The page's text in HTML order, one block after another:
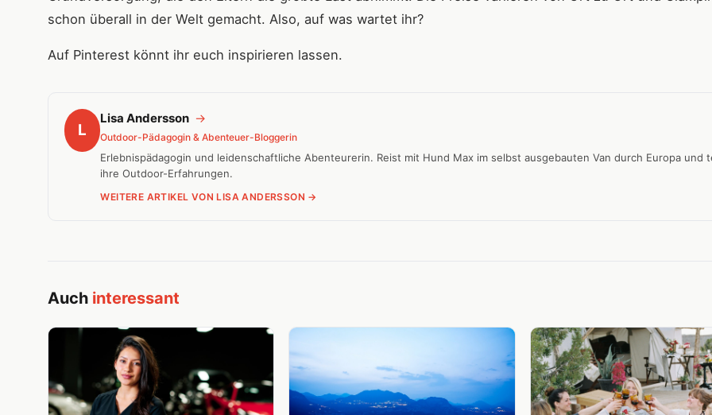
schon überall in der Welt gemacht. Also, auf was wartet ihr?
Auf Pinterest könnt ihr euch inspirieren lassen.
L
Lisa Andersson →
Outdoor-Pädagogin & Abenteuer-Bloggerin
Erlebnispädagogin und leidenschaftliche Abenteurerin. Reist mit Hund Max im selbst ausgebauten Van durch Europa und
ihre Outdoor-Erfahrungen.
WEITERE ARTIKEL VON LISA ANDERSSON →
Auch interessant